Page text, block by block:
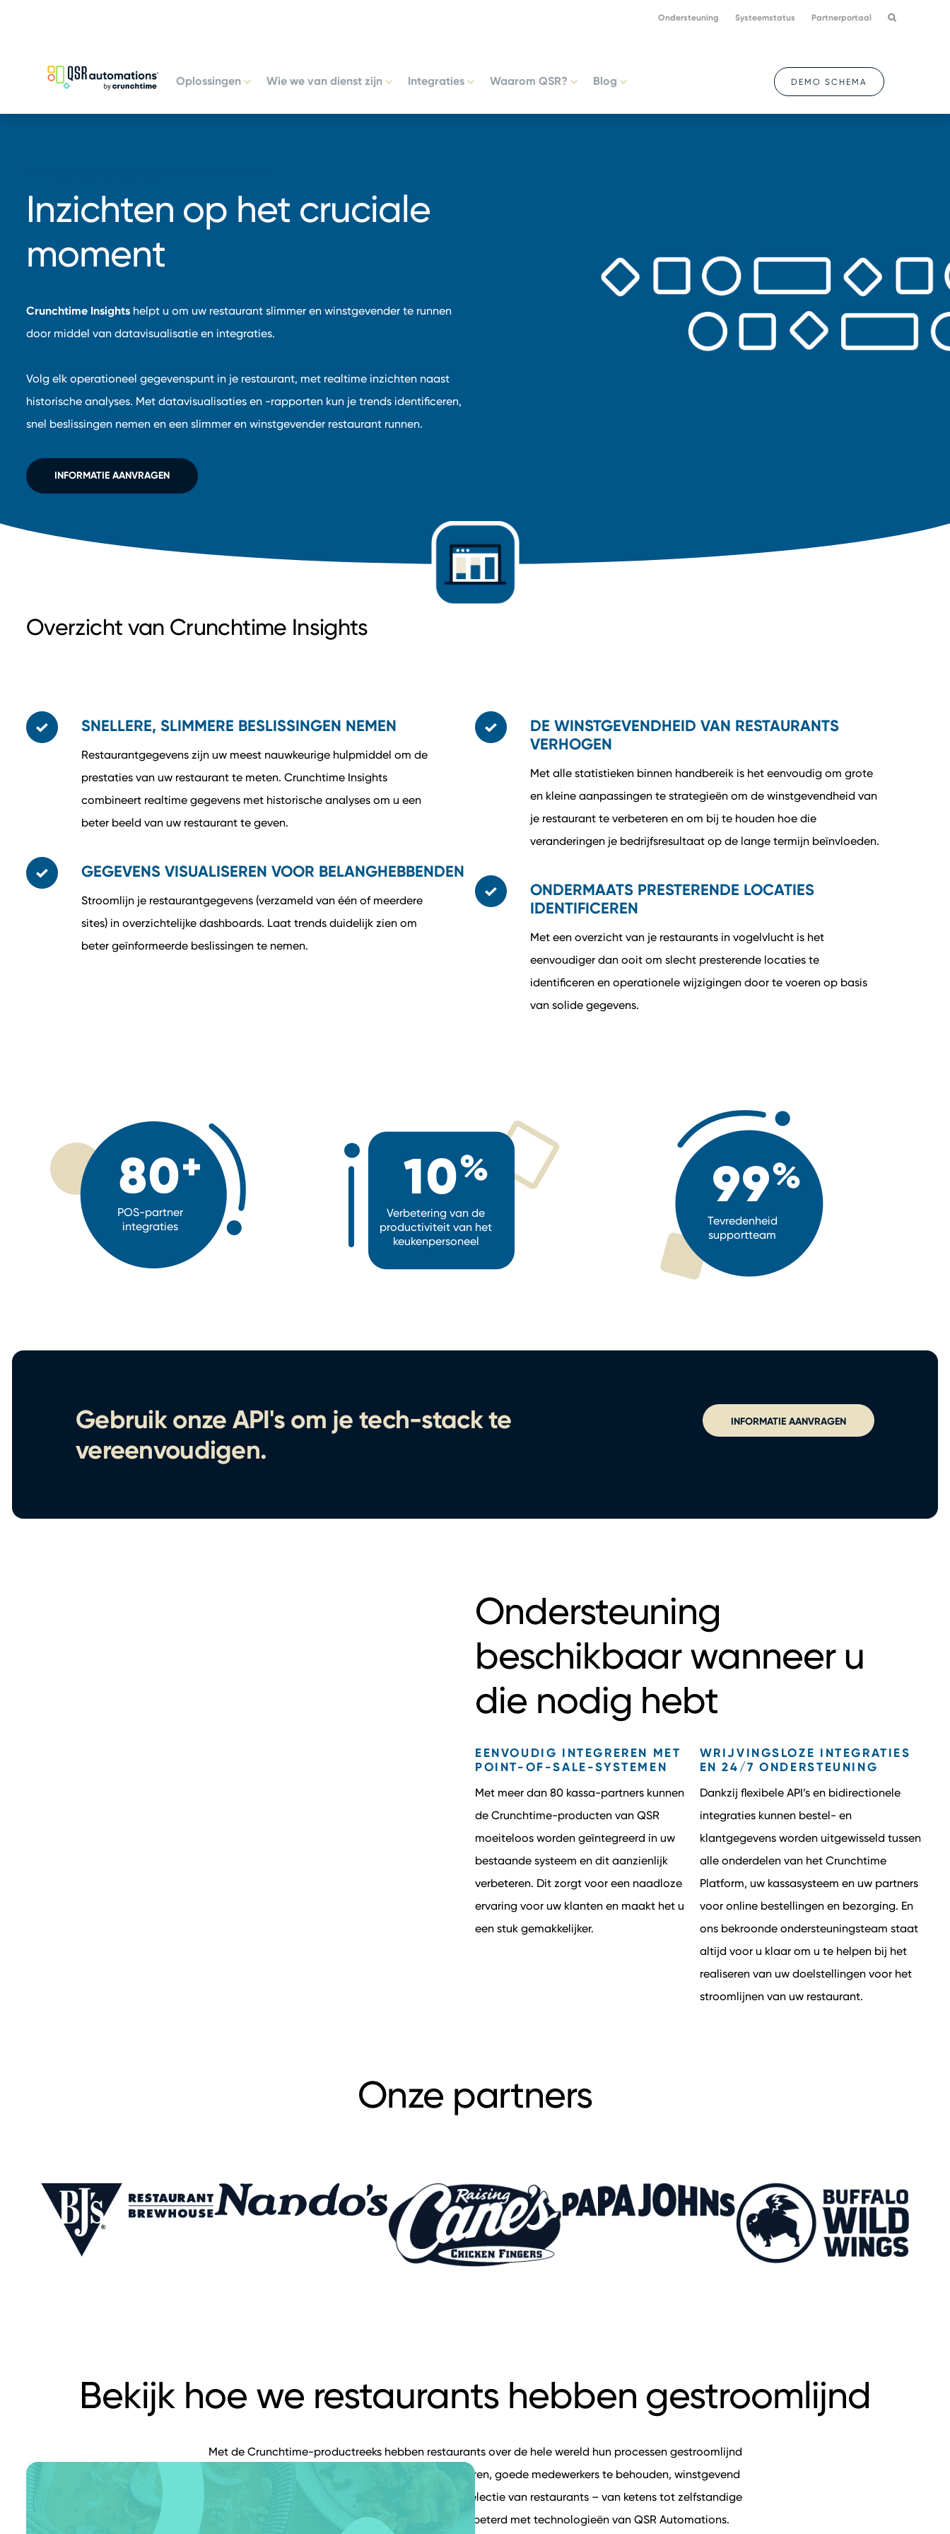
navigatie
Ondersteuning Systeemstatus Partnerportaal
Oplossingen Wie we van dienst zijn Integraties Waarom QSR? Blog DEMO SCHEMA
Inzichten op het cruciale
moment
Crunchtime Insights helpt u om uw restaurant slimmer en winstgevender te runnen
door middel van datavisualisatie en integraties.
Volg elk operationeel gegevenspunt in je restaurant, met realtime inzichten naast
historische analyses. Met datavisualisaties en -rapporten kun je trends identificeren,
snel beslissingen nemen en een slimmer en winstgevender restaurant runnen.
INFORMATIE AANVRAGEN
Overzicht van Crunchtime Insights
SNELLERE, SLIMMERE BESLISSINGEN NEMEN
Restaurantgegevens zijn uw meest nauwkeurige hulpmiddel om de
prestaties van uw restaurant te meten. Crunchtime Insights
combineert realtime gegevens met historische analyses om u een
beter beeld van uw restaurant te geven.
GEGEVENS VISUALISEREN VOOR BELANGHEBBENDEN
Stroomlijn je restaurantgegevens (verzameld van één of meerdere
sites) in overzichtelijke dashboards. Laat trends duidelijk zien om
beter geïnformeerde beslissingen te nemen.
DE WINSTGEVENDHEID VAN RESTAURANTS
VERHOGEN
Met alle statistieken binnen handbereik is het eenvoudig om grote
en kleine aanpassingen te strategieën om de winstgevendheid van
je restaurant te verbeteren en om bij te houden hoe die
veranderingen je bedrijfsresultaat op de lange termijn beïnvloeden.
ONDERMAATS PRESTERENDE LOCATIES
IDENTIFICEREN
Met een overzicht van je restaurants in vogelvlucht is het
eenvoudiger dan ooit om slecht presterende locaties te
identificeren en operationele wijzigingen door te voeren op basis
van solide gegevens.
80
POS-partner
integraties
10
Verbetering van de
productiviteit van het
keukenpersoneel
99
Tevredenheid
supportteam
Gebruik onze API's om je tech-stack te
vereenvoudigen.
INFORMATIE AANVRAGEN
Ondersteuning
beschikbaar wanneer u
die nodig hebt
EENVOUDIG INTEGREREN MET
POINT-OF-SALE-SYSTEMEN
Met meer dan 80 kassa-partners kunnen
de Crunchtime-producten van QSR
moeiteloos worden geïntegreerd in uw
bestaande systeem en dit aanzienlijk
verbeteren. Dit zorgt voor een naadloze
ervaring voor uw klanten en maakt het u
een stuk gemakkelijker.
WRIJVINGSLOZE INTEGRATIES
EN 24/7 ONDERSTEUNING
Dankzij flexibele API’s en bidirectionele
integraties kunnen bestel- en
klantgegevens worden uitgewisseld tussen
alle onderdelen van het Crunchtime
Platform, uw kassasysteem en uw partners
voor online bestellingen en bezorging. En
ons bekroonde ondersteuningsteam staat
altijd voor u klaar om u te helpen bij het
realiseren van uw doelstellingen voor het
stroomlijnen van uw restaurant.
Onze partners
Bekijk hoe we restaurants hebben gestroomlijnd
Met de Crunchtime-productreeks hebben restaurants over de hele wereld hun processen gestroomlijnd
om de nauwkeurigheid van bestellingen te verbeteren, goede medewerkers te behouden, winstgevend
te blijven en nog veel meer. Hieronder vind je een selectie van restaurants – van ketens tot zelfstandige
vestigingen – die hun bedrijfsvoering hebben verbeterd met technologieën van QSR Automations.